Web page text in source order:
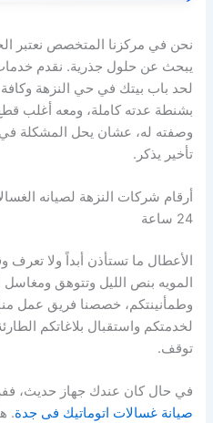
نحن في مركزنا المتخصص نعتبر
يبحث عن حلول جذرية. نقدم
لحد باب بيتك في حي النزهة
بشنطة عدته كاملة، ومعه أغلب
وصفته له، عشان يحل المشكلة
تأخير يذكر.
أرقام شركات النزهة لصيانه
24 ساعة
الأعطال ما تستأذن أبداً ولا تعرف
المويه بنص الليل وتتوهق
وطمأنينتكم، خصصنا فريق عمل
لخدمتكم واستقبال بلاغاتكم
توقف.
في حال كان عندك جهاز حديث،
صيانة غسالات اتوماتيك فى جدة.